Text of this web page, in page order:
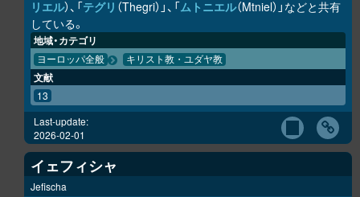
リエル）、「テグリ （Thegri）」、「ムトニエル（Mtniel）」などと共有
している。
地域・カテゴリ
ヨーロッパ全般 キリスト教・ユダヤ教
文献
13
Last-update:
2026-02-01
イェフィシャ
Jefischa